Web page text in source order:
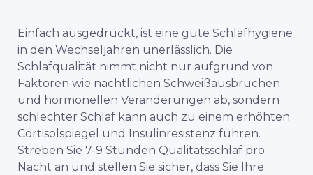
Einfach ausgedrückt, ist eine gute Schlafhygiene
in den Wechseljahren unerlässlich. Die
Schlafqualität nimmt nicht nur aufgrund von
Faktoren wie nächtlichen Schweißausbrüchen
und hormonellen Veränderungen ab, sondern
schlechter Schlaf kann auch zu einem erhöhten
Cortisolspiegel und Insulinresistenz führen.
Streben Sie 7-9 Stunden Qualitätsschlaf pro
Nacht an und stellen Sie sicher, dass Sie Ihre